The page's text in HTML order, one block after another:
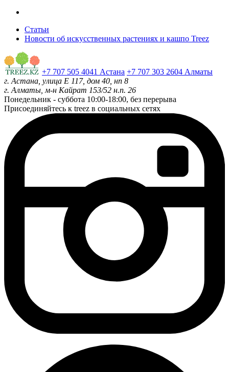
Статьи
Новости об искусственных растениях и кашпо Treez
+7 707 505 4041 Астана +7 707 303 2604 Алматы
г. Астана, улица Е 117, дом 40, нп 8
г. Алматы, м-н Кайрат 153/52 н.п. 26
Понедельник - суббота 10:00-18:00, без перерыва
Присоединяйтесь к treez в социальных сетях